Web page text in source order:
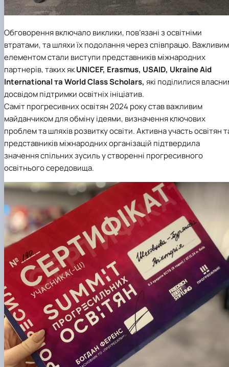
Обговорення включало виклики, пов’язані з освітніми
втратами, та шляхи їх подолання через співпрацю. Важливим
елементом стали виступи представників міжнародних
партнерів, таких якUNICEF, Erasmus, USAID, Ukraine Aid
International та World Class Scholars, які поділилися
досвідом підтримки освітніх ініціатив.
Саміт прогресивних освітян 2024 року став важливим
майданчиком для обміну ідеями, визначення ключових
проблем та шляхів розвитку освіти. Активна участь освітян
представників міжнародних організацій підтвердила
значення спільних зусиль у створенні прогресивного
освітнього середовища.